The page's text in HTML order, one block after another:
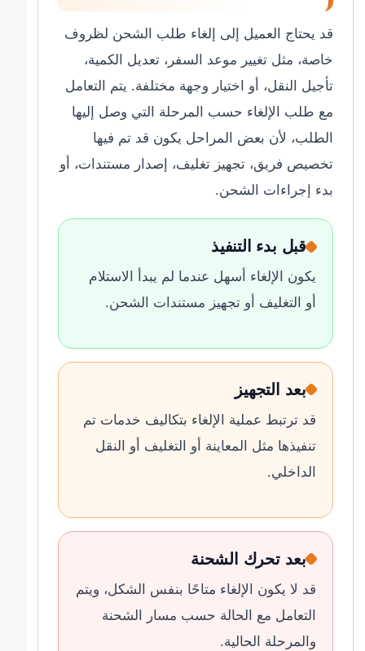
قد يحتاج العميل إلى إلغاء طلب الشحن لظروف
خاصة، مثل تغيير موعد السفر، تعديل الكمية،
تأجيل النقل، أو اختيار وجهة مختلفة. يتم التعامل
مع طلب الإلغاء حسب المرحلة التي وصل إليها
الطلب، لأن بعض المراحل يكون قد تم فيها
تخصيص فريق، تجهيز تغليف، إصدار مستندات، أو
بدء إجراءات الشحن.
قبل بدء التنفيذ
يكون الإلغاء أسهل عندما لم يبدأ الاستلام
أو التغليف أو تجهيز مستندات الشحن.
بعد التجهيز
قد ترتبط عملية الإلغاء بتكاليف خدمات تم
تنفيذها مثل المعاينة أو التغليف أو النقل
الداخلي.
بعد تحرك الشحنة
قد لا يكون الإلغاء متاحًا بنفس الشكل، ويتم
التعامل مع الحالة حسب مسار الشحنة
والمرحلة الحالية.